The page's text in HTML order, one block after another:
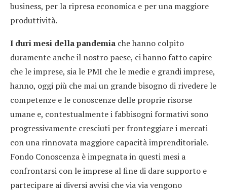
business, per la ripresa economica e per una maggiore
produttività.
I duri mesi della pandemia che hanno colpito
duramente anche il nostro paese, ci hanno fatto capire
che le imprese, sia le PMI che le medie e grandi imprese,
hanno, oggi più che mai un grande bisogno di rivedere le
competenze e le conoscenze delle proprie risorse
umane e, contestualmente i fabbisogni formativi sono
progressivamente cresciuti per fronteggiare i mercati
con una rinnovata maggiore capacità imprenditoriale.
Fondo Conoscenza è impegnata in questi mesi a
confrontarsi con le imprese al fine di dare supporto e
partecipare ai diversi avvisi che via via vengono